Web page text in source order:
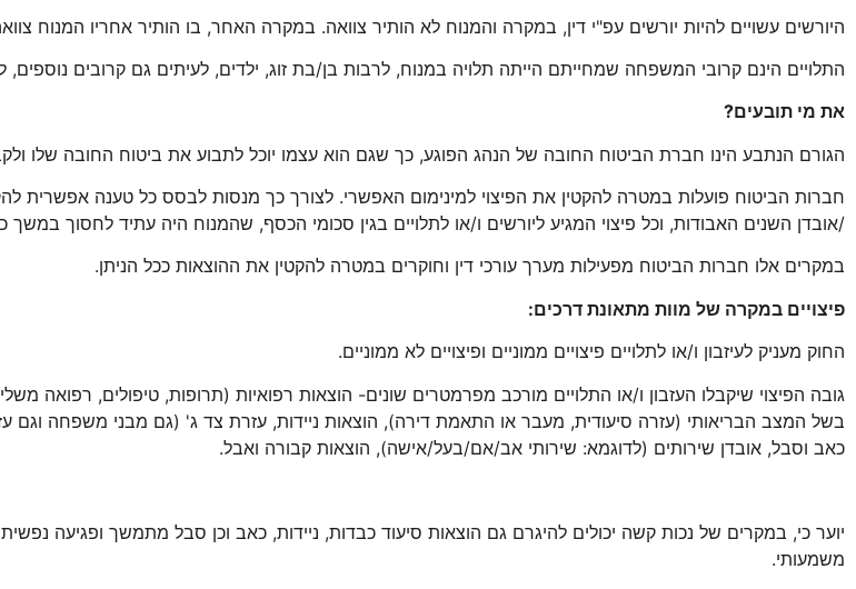
היורשים עשויים להיות יורשים עפ"י דין, במקרה והמנוח לא הותיר צוואה. במקרה האחר, בו הותיר אחריו המנוח
התלויים הינם קרובי המשפחה שמחייתם הייתה תלויה במנוח, לרבות בן/בת זוג, ילדים, לעיתים גם קרובים
את מי תובעים?
הגורם הנתבע הינו חברת הביטוח החובה של הנהג הפוגע, כך שגם הוא עצמו יוכל לתבוע את ביטוח החובה שלו
חברות הביטוח פועלות במטרה להקטין את הפיצוי למינימום האפשרי. לצורך כך מנסות לבסס כל טענה אפשרית
/אובדן השנים האבודות, וכל פיצוי המגיע ליורשים ו/או לתלויים בגין סכומי הכסף, שהמנוח היה עתיד לחסוך במשך
במקרים אלו חברות הביטוח מפעילות מערך עורכי דין וחוקרים במטרה להקטין את ההוצאות ככל הניתן.
פיצויים במקרה של מוות מתאונת דרכים:
החוק מעניק לעיזבון ו/או לתלויים פיצויים ממוניים ופיצויים לא ממוניים.
גובה הפיצוי שיקבלו העזבון ו/או התלויים מורכב מפרמטרים שונים- הוצאות רפואיות (תרופות, טיפולים, רפואה
בשל המצב הבריאותי (עזרה סיעודית, מעבר או התאמת דירה), הוצאות ניידות, עזרת צד ג' (גם מבני משפחה וגם
כאב וסבל, אובדן שירותים (לדוגמא: שירותי אב/אם/בעל/אישה), הוצאות קבורה ואבל.
יוער כי, במקרים של נכות קשה יכולים להיגרם גם הוצאות סיעוד כבדות, ניידות, כאב וכן סבל מתמשך ופגיעה
משמעותי.